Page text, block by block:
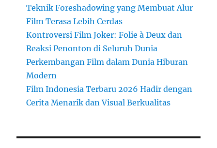
Teknik Foreshadowing yang Membuat Alur
Film Terasa Lebih Cerdas
Kontroversi Film Joker: Folie à Deux dan
Reaksi Penonton di Seluruh Dunia
Perkembangan Film dalam Dunia Hiburan
Modern
Film Indonesia Terbaru 2026 Hadir dengan
Cerita Menarik dan Visual Berkualitas